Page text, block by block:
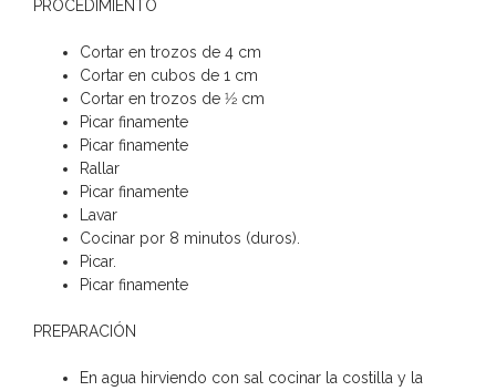
PROCEDIMIENTO
Cortar en trozos de 4 cm
Cortar en cubos de 1 cm
Cortar en trozos de 1⁄2 cm
Picar finamente
Picar finamente
Rallar
Picar finamente
Lavar
Cocinar por 8 minutos (duros).
Picar.
Picar finamente
PREPARACIÓN
En agua hirviendo con sal cocinar la costilla y la